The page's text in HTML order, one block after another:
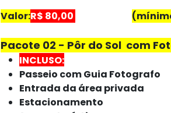
Valor:R$ 80,00
Pacote 02 - Pôr do Sol com
INCLUSO:
Passeio com Guia Fotografo
Entrada da área privada
Estacionamento